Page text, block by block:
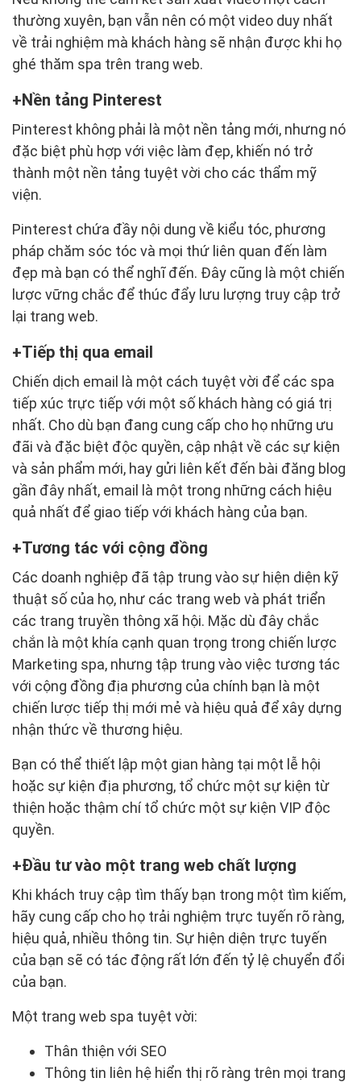
thường xuyên, bạn vẫn nên có một video duy nhất
về trải nghiệm mà khách hàng sẽ nhận được khi họ
ghé thăm spa trên trang web.
Nền tảng Pinterest
Pinterest không phải là một nền tảng mới, nhưng nó
đặc biệt phù hợp với việc làm đẹp, khiến nó trở
thành một nền tảng tuyệt vời cho các thẩm mỹ
viện.
Pinterest chứa đầy nội dung về kiểu tóc, phương
pháp chăm sóc tóc và mọi thứ liên quan đến làm
đẹp mà bạn có thể nghĩ đến. Đây cũng là một chiến
lược vững chắc để thúc đẩy lưu lượng truy cập trở
lại trang web.
Tiếp thị qua email
Chiến dịch email là một cách tuyệt vời để các spa
tiếp xúc trực tiếp với một số khách hàng có giá trị
nhất. Cho dù bạn đang cung cấp cho họ những ưu
đãi và đặc biệt độc quyền, cập nhật về các sự kiện
và sản phẩm mới, hay gửi liên kết đến bài đăng blog
gần đây nhất, email là một trong những cách hiệu
quả nhất để giao tiếp với khách hàng của bạn.
Tương tác với cộng đồng
Các doanh nghiệp đã tập trung vào sự hiện diện kỹ
thuật số của họ, như các trang web và phát triển
các trang truyền thông xã hội. Mặc dù đây chắc
chắn là một khía cạnh quan trọng trong chiến lược
Marketing spa, nhưng tập trung vào việc tương tác
với cộng đồng địa phương của chính bạn là một
chiến lược tiếp thị mới mẻ và hiệu quả để xây dựng
nhận thức về thương hiệu.
Bạn có thể thiết lập một gian hàng tại một lễ hội
hoặc sự kiện địa phương, tổ chức một sự kiện từ
thiện hoặc thậm chí tổ chức một sự kiện VIP độc
quyền.
Đầu tư vào một trang web chất lượng
Khi khách truy cập tìm thấy bạn trong một tìm kiếm,
hãy cung cấp cho họ trải nghiệm trực tuyến rõ ràng,
hiệu quả, nhiều thông tin. Sự hiện diện trực tuyến
của bạn sẽ có tác động rất lớn đến tỷ lệ chuyển đổi
của bạn.
Một trang web spa tuyệt vời:
Thân thiện với SEO
Thông tin liên hệ hiển thị rõ ràng trên mọi trang